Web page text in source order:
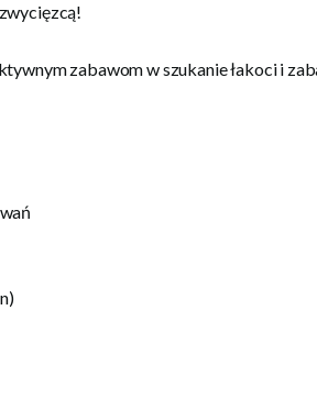
zabawom w szukanie łakoci i